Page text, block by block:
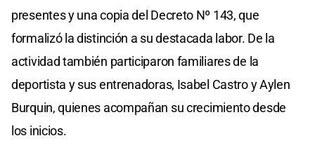
presentes y una copia del Decreto Nº 143, que
formalizó la distinción a su destacada labor. De la
actividad también participaron familiares de la
deportista y sus entrenadoras, Isabel Castro y Aylen
Burquin, quienes acompañan su crecimiento desde
los inicios.